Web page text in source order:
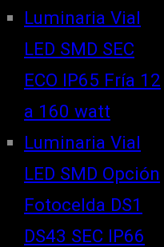
Luminaria Vial
LED SMD SEC
ECO IP65 Fría 12
a 160 watt
Luminaria Vial
LED SMD Opción
Fotocelda DS1
DS43 SEC IP66